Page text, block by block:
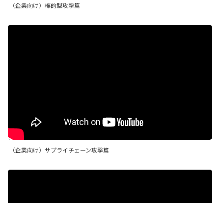
（企業向け）標的型攻撃篇
（企業向け）サプライチェーン攻撃篇